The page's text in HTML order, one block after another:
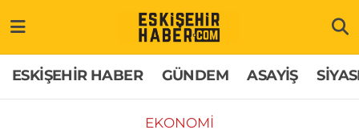
ESKİŞEHİR HABER GÜNDEM ASAYİŞ
EKONOMİ
GÜNDEM
Hakkımızda
Odunpazarı Trafik Yoğunluk Haritası